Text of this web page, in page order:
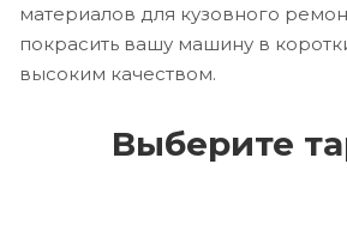
материалов для кузовного
покрасить вашу машину в
высоким качеством.
Выберите